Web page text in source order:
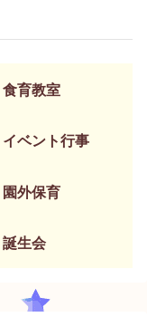
食育教室
イベント行事
園外保育
誕生会